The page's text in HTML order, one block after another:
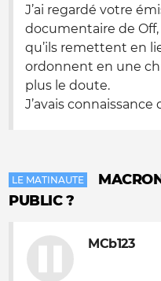
J’ai regardé votre
documentaire de
qu’ils remettent en
ordonnent en une
plus le doute.
J’avais connaissance
LE MATINAUTE
PUBLIC ?
MCb123